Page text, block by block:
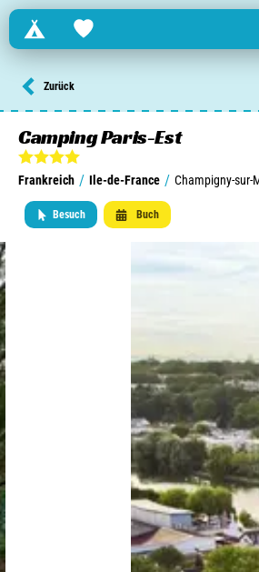
Campings Favorites
Finden Sie einen
Niederlande
Belgien
Luxemburg
Informationen über ...
Zurück
Camping Paris-Est
Frankreich / Ile-de-France / Champigny-sur-
Besuch Buch